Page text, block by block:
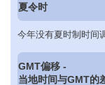
夏令时
今年没有夏时制时间
GMT偏移 -
当地时间与GMT的